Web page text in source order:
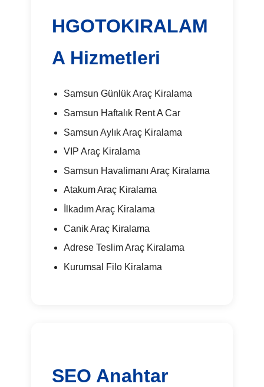
HGOTOKIRALAM
A Hizmetleri
Samsun Günlük Araç Kiralama
Samsun Haftalık Rent A Car
Samsun Aylık Araç Kiralama
VIP Araç Kiralama
Samsun Havalimanı Araç Kiralama
Atakum Araç Kiralama
İlkadım Araç Kiralama
Canik Araç Kiralama
Adrese Teslim Araç Kiralama
Kurumsal Filo Kiralama
SEO Anahtar